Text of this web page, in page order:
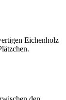
Eichenholz